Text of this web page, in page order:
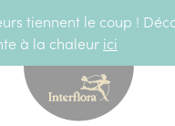
tiennent le coup !
à la chaleur ici